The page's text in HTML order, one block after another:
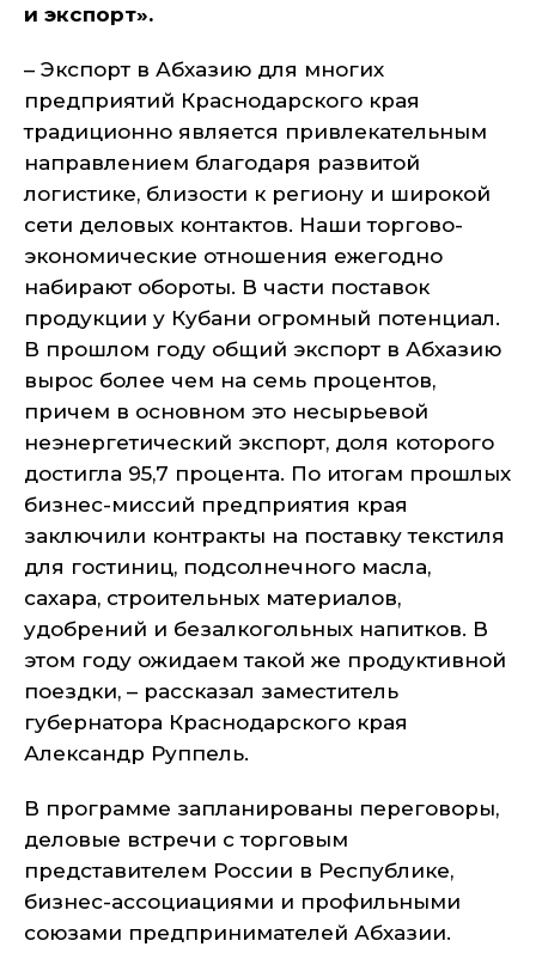
и экспорт».
– Экспорт в Абхазию для многих
предприятий Краснодарского края
традиционно является привлекательным
направлением благодаря развитой
логистике, близости к региону и широкой
сети деловых контактов. Наши торгово-
экономические отношения ежегодно
набирают обороты. В части поставок
продукции у Кубани огромный потенциал.
В прошлом году общий экспорт в Абхазию
вырос более чем на семь процентов,
причем в основном это несырьевой
неэнергетический экспорт, доля которого
достигла 95,7 процента. По итогам прошлых
бизнес-миссий предприятия края
заключили контракты на поставку текстиля
для гостиниц, подсолнечного масла,
сахара, строительных материалов,
удобрений и безалкогольных напитков. В
этом году ожидаем такой же продуктивной
поездки, – рассказал заместитель
губернатора Краснодарского края
Александр Руппель.
В программе запланированы переговоры,
деловые встречи с торговым
представителем России в Республике,
бизнес-ассоциациями и профильными
союзами предпринимателей Абхазии.